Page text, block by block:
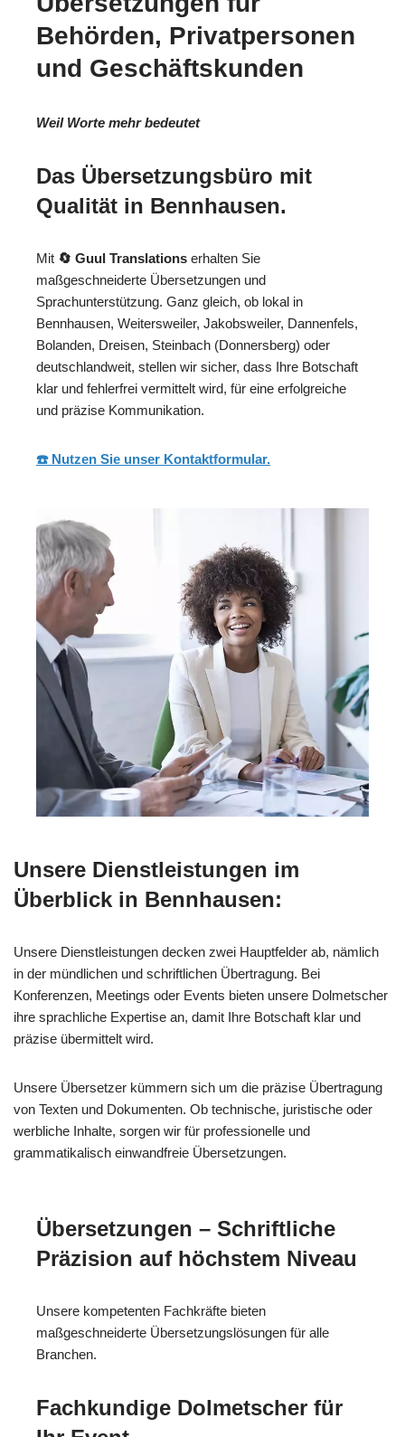
Behörden, Privatpersonen
und Geschäftskunden
Weil Worte mehr bedeutet
Das Übersetzungsbüro mit
Qualität in Bennhausen.
Mit 🔄 Guul Translations erhalten Sie
maßgeschneiderte Übersetzungen und
Sprachunterstützung. Ganz gleich, ob lokal in
Bennhausen, Weitersweiler, Jakobsweiler, Dannenfels,
Bolanden, Dreisen, Steinbach (Donnersberg) oder
deutschlandweit, stellen wir sicher, dass Ihre Botschaft
klar und fehlerfrei vermittelt wird, für eine erfolgreiche
und präzise Kommunikation.
☎️ Nutzen Sie unser Kontaktformular.
Unsere Dienstleistungen im
Überblick in Bennhausen:
Unsere Dienstleistungen decken zwei Hauptfelder ab, nämlich
in der mündlichen und schriftlichen Übertragung. Bei
Konferenzen, Meetings oder Events bieten unsere Dolmetscher
ihre sprachliche Expertise an, damit Ihre Botschaft klar und
präzise übermittelt wird.
Unsere Übersetzer kümmern sich um die präzise Übertragung
von Texten und Dokumenten. Ob technische, juristische oder
werbliche Inhalte, sorgen wir für professionelle und
grammatikalisch einwandfreie Übersetzungen.
Übersetzungen – Schriftliche
Präzision auf höchstem Niveau
Unsere kompetenten Fachkräfte bieten
maßgeschneiderte Übersetzungslösungen für alle
Branchen.
Fachkundige Dolmetscher für